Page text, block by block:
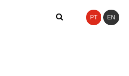
PT EN